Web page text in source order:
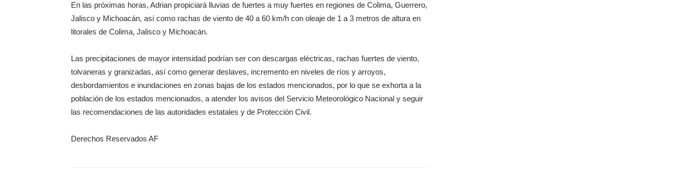
En las próximas horas, Adrian propiciará lluvias de fuertes a muy fuertes en regiones de Colima, Guerrero,
Jalisco y Michoacán, así como rachas de viento de 40 a 60 km/h con oleaje de 1 a 3 metros de altura en
litorales de Colima, Jalisco y Michoacán.
Las precipitaciones de mayor intensidad podrían ser con descargas eléctricas, rachas fuertes de viento,
tolvaneras y granizadas, así como generar deslaves, incremento en niveles de ríos y arroyos,
desbordamientos e inundaciones en zonas bajas de los estados mencionados, por lo que se exhorta a la
población de los estados mencionados, a atender los avisos del Servicio Meteorológico Nacional y seguir
las recomendaciones de las autoridades estatales y de Protección Civil.
Derechos Reservados AF